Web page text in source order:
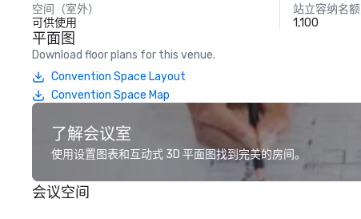
空间（室外）
可供使用
站立容纳名额
1,100
平面图
Download floor plans for this venue.
Convention Space Layout
Convention Space Map
了解会议室
使用设置图表和互动式 3D 平面图找到完美的房间。
会议空间